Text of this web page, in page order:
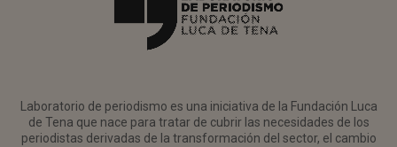
Laboratorio de periodismo es una iniciativa de la Fundación Luca
de Tena que nace para tratar de cubrir las necesidades de los
periodistas derivadas de la transformación del sector, el cambio